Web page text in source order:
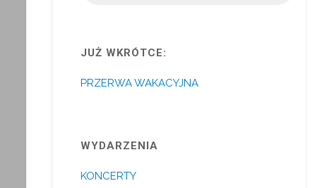
JUŻ WKRÓTCE:
PRZERWA WAKACYJNA
WYDARZENIA
KONCERTY